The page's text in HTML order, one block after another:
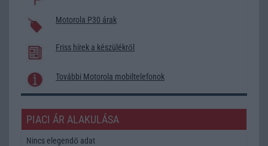
Motorola P30 árak
Friss hírek a készülékről
További Motorola mobiltelefonok
PIACI ÁR ALAKULÁSA
Nincs elegendő adat